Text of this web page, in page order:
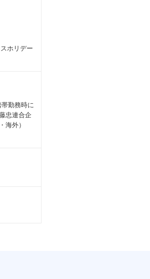
ホリデー
勤務時に
忠連合企
海外）